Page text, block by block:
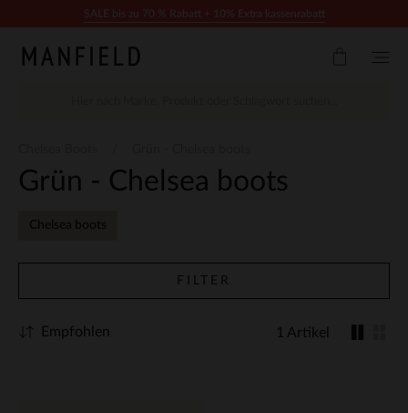
Grün - Chelsea boots
Chelsea boots
FILTER
1 Artikel
Empfohlen